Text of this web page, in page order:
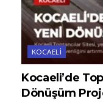
KOCAELI
Kocaeli’de
Dönüşüm